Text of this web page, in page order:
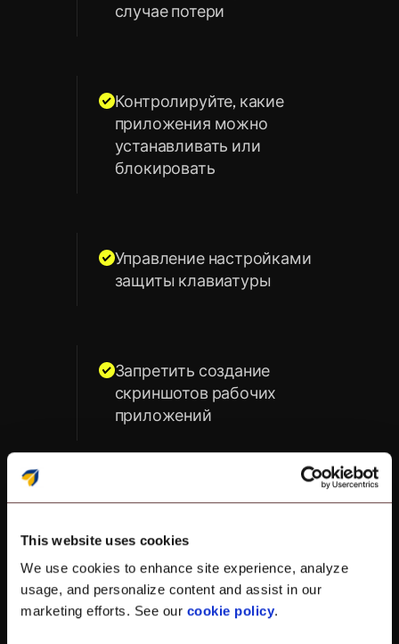
This website uses cookies
We use cookies to enhance site experience, analyze
usage, and personalize content and assist in our
marketing efforts. See our cookie policy.
случае потери
Контролируйте, какие
приложения можно
устанавливать или
блокировать
Управление настройками
защиты клавиатуры
Запретить создание
скриншотов рабочих
приложений
Включить или отключить
личными и рабочими
контейнерами.